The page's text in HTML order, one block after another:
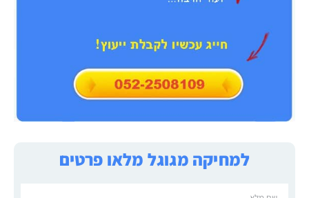
למחיקה מגוגל מלאו פרטים